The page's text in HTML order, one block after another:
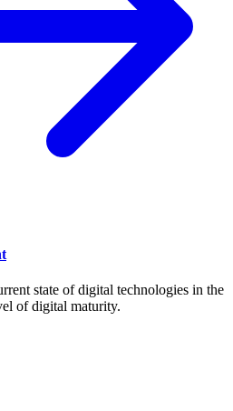
state of digital technologies in the
of digital maturity.